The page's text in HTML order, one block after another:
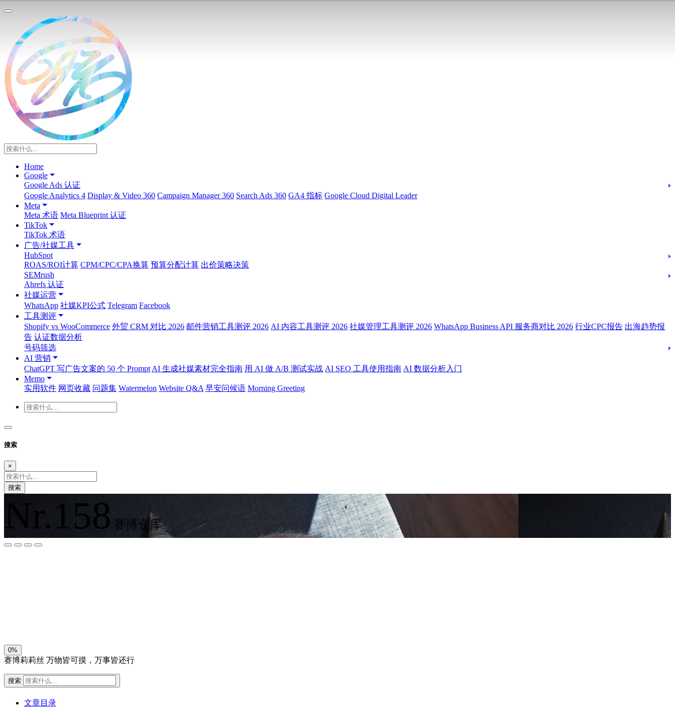
Home
Google
Google Ads 认证
Google Analytics 4 Display & Video 360 Campaign Manager 360 Search Ads 360 GA4 指标 Google Cloud Digital Leader
Meta
Meta 术语 Meta Blueprint 认证
TikTok
TikTok 术语
广告/社媒工具
HubSpot
ROAS/ROI计算 CPM/CPC/CPA换算 预算分配计算 出价策略决策
SEMrush
Ahrefs 认证
社媒运营
WhatsApp 社媒KPI公式 Telegram Facebook
工具测评
Shopify vs WooCommerce 外贸 CRM 对比 2026 邮件营销工具测评 2026 AI 内容工具测评 2026 社媒管理工具测评 2026 WhatsApp Business API 服务商对比 2026 行业CPC报告 出海趋势报
告 认证数据分析
号码筛选
AI 营销
ChatGPT 写广告文案的 50 个 Prompt AI 生成社媒素材完全指南 用 AI 做 A/B 测试实战 AI SEO 工具使用指南 AI 数据分析入门
Memo
实用软件 网页收藏 问题集 Watermelon Website Q&A 早安问候语 Morning Greeting
搜索
×
搜索
Nr.158 赛博仓库
0%
赛博莉莉丝 万物皆可摸，万事皆还行
搜索
文章目录